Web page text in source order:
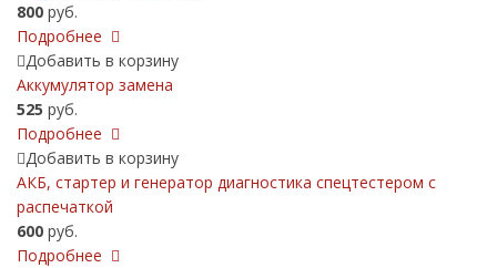
800 руб.
Подробнее
Добавить в корзину
Аккумулятор замена
525 руб.
Подробнее
Добавить в корзину
АКБ, cтартер и генератор диагностика спецтестером с
распечаткой
600 руб.
Подробнее